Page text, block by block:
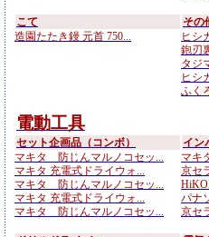
こて
造園たたき鏝 元首 750...
その
ヒシ
鉋刃
タジ
ヒシ
ふく
電動工具
セット企画品（コンボ）
マキタ 防じんマルノコセッ...
マキタ 充電式ドライウォ...
マキタ 防じんマルノコセッ...
マキタ 充電式ドライウォ...
マキタ 防じんマルノコセッ...
イン
マキ
京セ
パナ
京セ